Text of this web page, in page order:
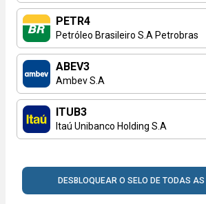
PETR4
Petróleo Brasileiro S.A Petrobras
ABEV3
Ambev S.A
ITUB3
Itaú Unibanco Holding S.A
DESBLOQUEAR O SELO DE TODAS